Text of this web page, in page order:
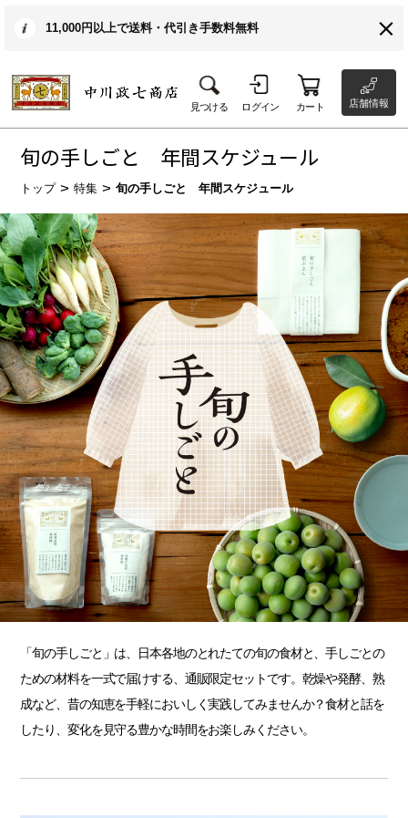
11,000円以上で送料・代引き手数料無料
見つける ログイン カート 店舗情報
旬の手しごと 年間スケジュール
トップ 特集 旬の手しごと 年間スケジュール
「旬の手しごと」は、日本各地のとれたての旬の食材と、手しごとの
ための材料を一式で届けする、通販限定セットです。乾燥や発酵、熟
成など、昔の知恵を手軽においしく実践してみませんか？食材と話を
したり、変化を見守る豊かな時間をお楽しみください。